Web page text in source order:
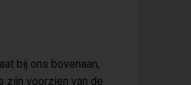
bij ons bovenaan,
zijn voorzien van de